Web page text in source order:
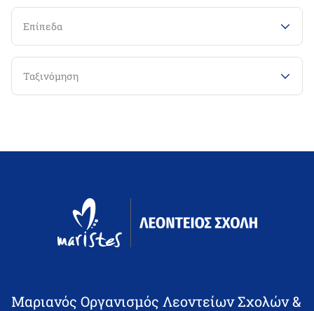
Επίπεδα
Ταξινόμηση
Μαριανός Οργανισμός Λεοντείων Σχολών &